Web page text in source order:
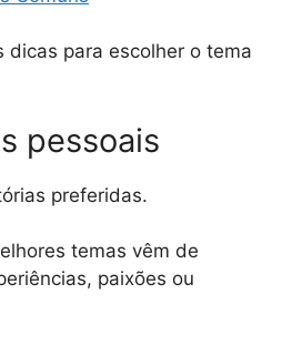
dicas para escolher o tema
pessoais
preferidas.
temas vêm de
paixões ou